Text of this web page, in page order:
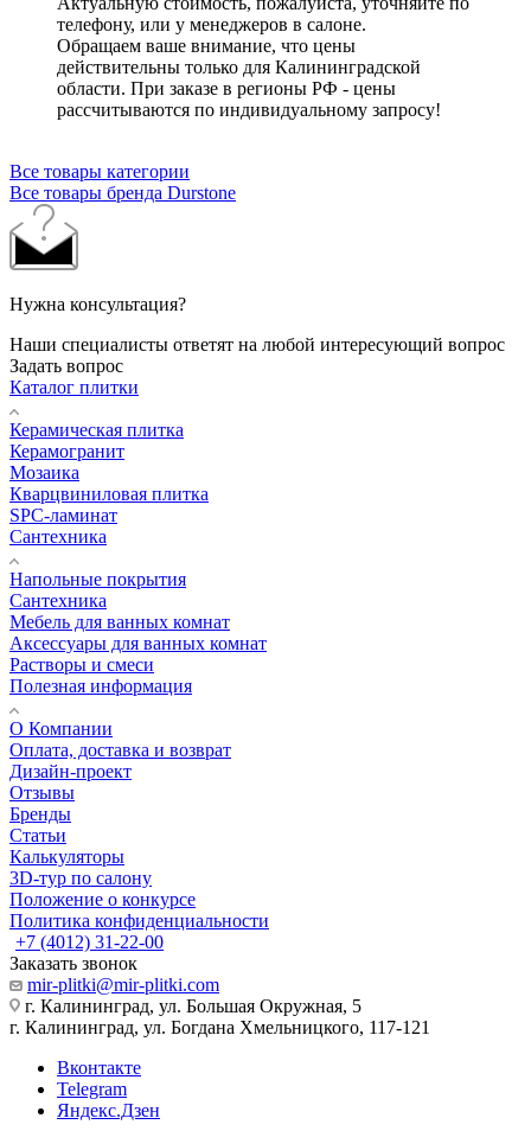
телефону, или у менеджеров в салоне.
Обращаем ваше внимание, что цены
действительны только для Калининградской
области. При заказе в регионы РФ - цены
рассчитываются по индивидуальному запросу!
Все товары категории
Все товары бренда Durstone
Нужна консультация?
Наши специалисты ответят на любой интересующий вопрос
Задать вопрос
Каталог плитки
Керамическая плитка
Керамогранит
Мозаика
Кварцвиниловая плитка
SPC-ламинат
Сантехника
Напольные покрытия
Сантехника
Мебель для ванных комнат
Аксессуары для ванных комнат
Растворы и смеси
Полезная информация
О Компании
Оплата, доставка и возврат
Дизайн-проект
Отзывы
Бренды
Статьи
Калькуляторы
3D-тур по салону
Положение о конкурсе
Политика конфиденциальности
+7 (4012) 31-22-00
Заказать звонок
mir-plitki@mir-plitki.com
г. Калининград, ул. Большая Окружная, 5
г. Калининград, ул. Богдана Хмельницкого, 117-121
Вконтакте
Telegram
Яндекс.Дзен